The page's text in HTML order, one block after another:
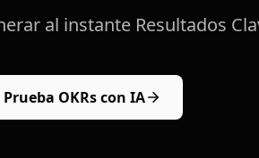
al instante Resultados
Prueba OKRs con IA